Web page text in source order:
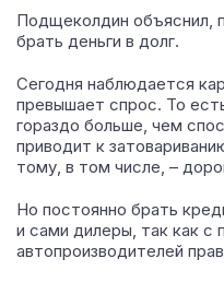
Подщеколдин объяснил,
брать деньги в долг.
Сегодня наблюдается
превышает спрос. То
гораздо больше, чем
приводит к
тому, в том числе, –
Но постоянно брать
и сами дилеры, так как с
автопроизводителей